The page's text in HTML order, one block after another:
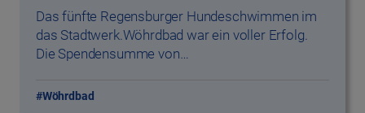
Das fünfte Regensburger Hundeschwimmen im
das Stadtwerk.Wöhrdbad war ein voller Erfolg.
Die Spendensumme von…
#Wöhrdbad